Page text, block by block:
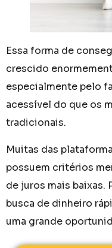
Essa forma de
crescido
especialmente pelo
acessível do que os
tradicionais.
Muitas das
possuem critérios
de juros mais baixas.
busca de dinheiro
uma grande